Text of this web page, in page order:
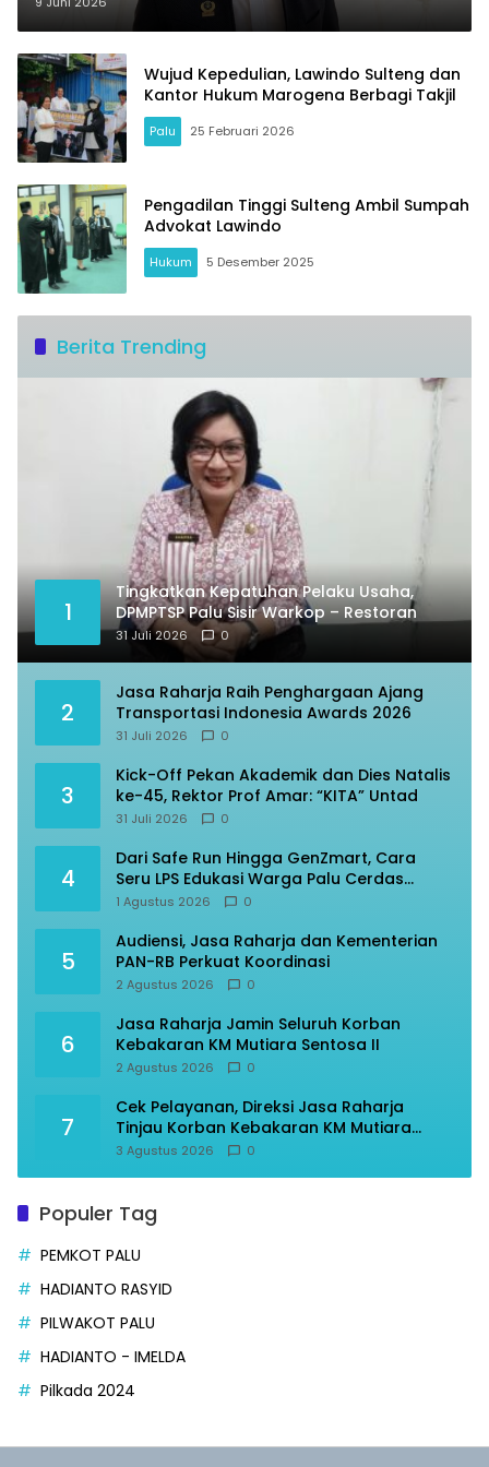
Wujud Kepedulian, Lawindo Sulteng dan
Kantor Hukum Marogena Berbagi Takjil
Palu 25 Februari 2026
Pengadilan Tinggi Sulteng Ambil Sumpah
Advokat Lawindo
Hukum 5 Desember 2025
Berita Trending
1
Tingkatkan Kepatuhan Pelaku Usaha,
DPMPTSP Palu Sisir Warkop – Restoran
31 Juli 2026 0
2
Jasa Raharja Raih Penghargaan Ajang
Transportasi Indonesia Awards 2026
31 Juli 2026 0
3
Kick-Off Pekan Akademik dan Dies Natalis
ke-45, Rektor Prof Amar: “KITA” Untad
31 Juli 2026 0
4
Dari Safe Run Hingga GenZmart, Cara
Seru LPS Edukasi Warga Palu Cerdas
Finansial
1 Agustus 2026 0
5
Audiensi, Jasa Raharja dan Kementerian
PAN-RB Perkuat Koordinasi
2 Agustus 2026 0
6
Jasa Raharja Jamin Seluruh Korban
Kebakaran KM Mutiara Sentosa II
2 Agustus 2026 0
7
Cek Pelayanan, Direksi Jasa Raharja
Tinjau Korban Kebakaran KM Mutiara
Sentosa II
3 Agustus 2026 0
Populer Tag
PEMKOT PALU
HADIANTO RASYID
PILWAKOT PALU
HADIANTO - IMELDA
Pilkada 2024